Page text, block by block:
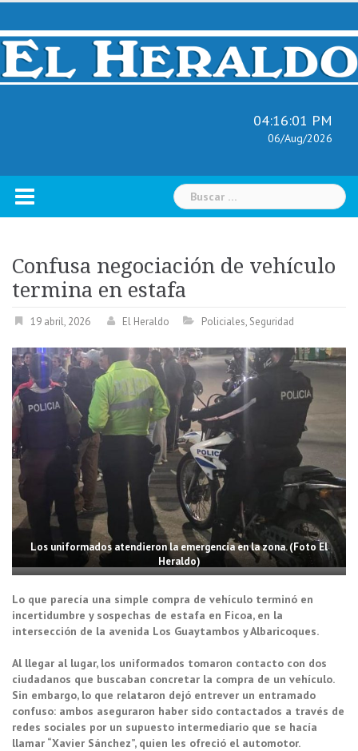
Skip
content
04:16:03 PM
06/Aug/2026
Buscar:
Confusa negociación de vehículo
termina en estafa
19 abril, 2026 El Heraldo Policiales, Seguridad
Los uniformados atendieron la emergencia en la zona. (Foto El
Heraldo)
Lo que parecía una simple compra de vehículo terminó en
incertidumbre y sospechas de estafa en Ficoa, en la
intersección de la avenida Los Guaytambos y Albaricoques.
Al llegar al lugar, los uniformados tomaron contacto con dos
ciudadanos que buscaban concretar la compra de un vehículo.
Sin embargo, lo que relataron dejó entrever un entramado
confuso: ambos aseguraron haber sido contactados a través de
redes sociales por un supuesto intermediario que se hacía
llamar “Xavier Sánchez”, quien les ofreció el automotor.